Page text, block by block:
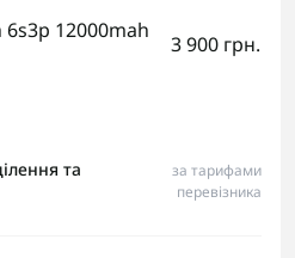
12000mah
3 900 грн.
та
за тарифами
перевізника